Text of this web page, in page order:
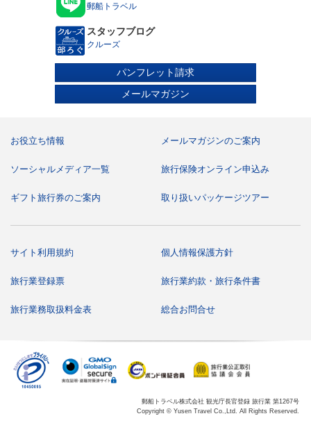
集型企画旅行契約の部）により ます。
2.旅行のお申込み
a.当社にて、当社所定の旅行申込書に所定の事項を記入のう
え、申込金として旅行代金の20％を 添えてお申し込み頂きま
す。申込金は旅行代金をお支払い頂くときに、その一部として
取り扱います。 また、旅行契約は、当社が契約の締結を承諾
し、申込金を受領したときに成立するものとします。
に上記aの申込み手続きをお願いいたします｡この場合にも､申
ます｡
申込金を除いた残金は､旅行開始日の前日から起算してさかの
開始日まで2ヶ月を切る場合には､旅行代金の全額をお支払い
4.旅行代金に含まれるもの
旅行日程に明示した船舶の運賃・料金、食事料金（税・サービ
ス料金を含む）、復路新横浜→新大阪または新神戸までの新幹
り、旅行代金に含まれるものを一部利用されなくても払い戻し
は致しません。
5.旅行代金に含まれないもの
(前項の他は旅行代金に含まれていません｡その一部を例示しま
郵船トラベル
スタッフブログ
クルーズ
パンフレット請求
メールマガジン
お役立ち情報 メールマガジンのご案内
ソーシャルメディア一覧 旅行保険オンライン申込み
ギフト旅行券のご案内 取り扱いパッケージツアー
サイト利用規約 個人情報保護方針
旅行業登録票 旅行業約款・旅行条件書
旅行業務取扱料金表 総合お問合せ
郵船トラベル株式会社 観光庁長官登録 旅行業 第1267号
Copyright © Yusen Travel Co.,Ltd. All Rights Reserved.